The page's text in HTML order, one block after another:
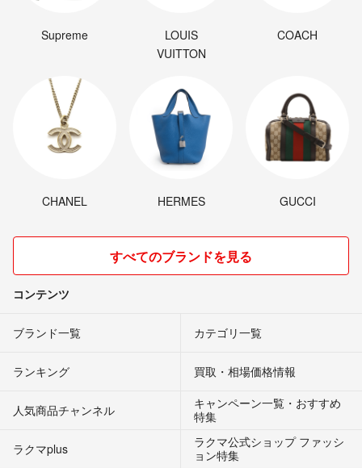
Supreme
LOUIS
VUITTON
COACH
CHANEL HERMES GUCCI
すべてのブランドを見る
コンテンツ
ブランド一覧 カテゴリ一覧
ランキング 買取・相場価格情報
人気商品チャンネル
キャンペーン一覧・おすすめ
特集
ラクマplus
ラクマ公式ショップ ファッシ
ョン特集